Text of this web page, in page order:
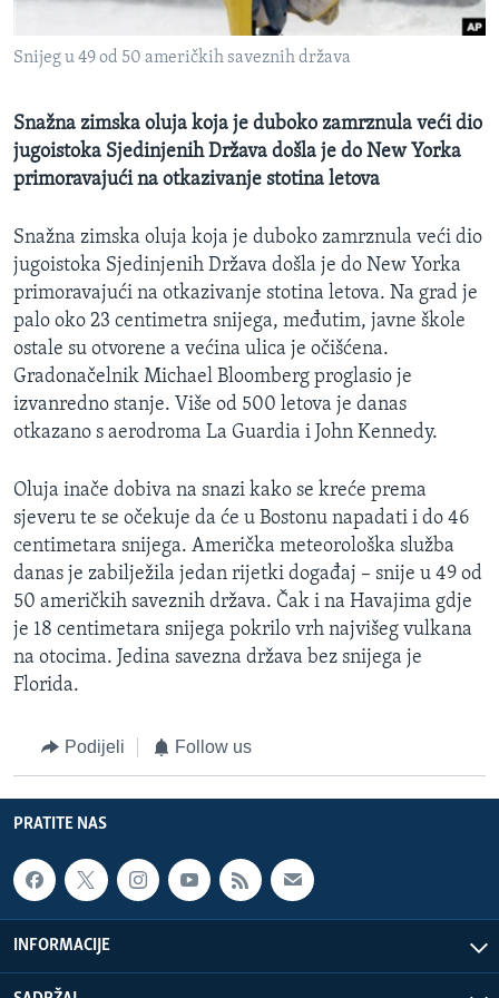
O GLASU AMERIKE
Learning English
PRATITE NAS
Jezici
Snijeg u 49 od 50 američkih saveznih država
Snažna zimska oluja koja je duboko zamrznula veći dio
jugoistoka Sjedinjenih Država došla je do New Yorka
primoravajući na otkazivanje stotina letova
Snažna zimska oluja koja je duboko zamrznula veći dio
jugoistoka Sjedinjenih Država došla je do New Yorka
primoravajući na otkazivanje stotina letova. Na grad je
palo oko 23 centimetra snijega, međutim, javne škole
ostale su otvorene a većina ulica je očišćena.
Gradonačelnik Michael Bloomberg proglasio je
izvanredno stanje. Više od 500 letova je danas
otkazano s aerodroma La Guardia i John Kennedy.
Oluja inače dobiva na snazi kako se kreće prema
sjeveru te se očekuje da će u Bostonu napadati i do 46
centimetara snijega. Američka meteorološka služba
danas je zabilježila jedan rijetki događaj – snije u 49 od
50 američkih saveznih država. Čak i na Havajima gdje
je 18 centimetara snijega pokrilo vrh najvišeg vulkana
na otocima. Jedina savezna država bez snijega je
Florida.
Podijeli Follow us
PRATITE NAS
INFORMACIJE